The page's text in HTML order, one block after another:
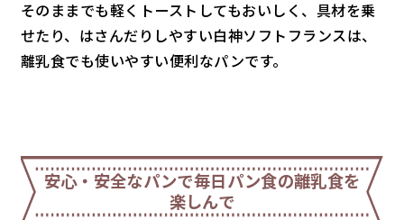
そのままでも軽くトーストしてもおいしく、具材を乗
せたり、はさんだりしやすい白神ソフトフランスは、
離乳食でも使いやすい便利なパンです。
安心・安全なパンで毎日パン食の離乳食を
楽しんで